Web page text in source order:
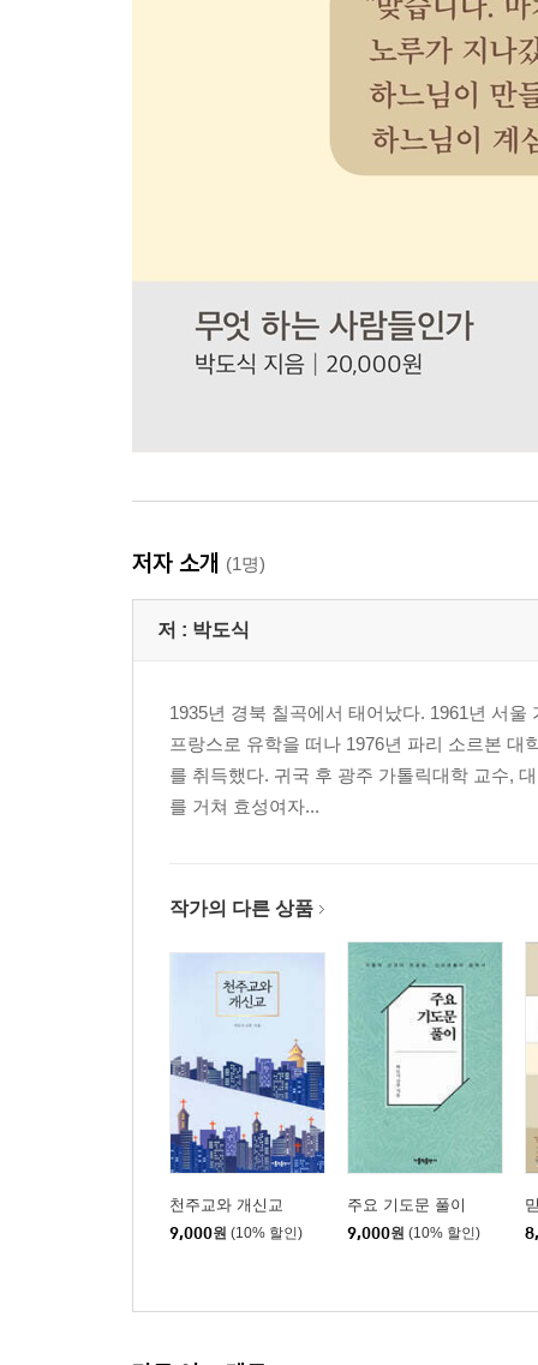
저자 소개 (1명)
저 : 박도식
1935년 경북 칠곡에서 태어났다. 1961년 서
프랑스로 유학을 떠나 1976년 파리 소르본
를 취득했다. 귀국 후 광주 가톨릭대학 교수,
를 거쳐 효성여자...
작가의 다른 상품
천주교와 개신교
9,000원 (10% 할인)
주요 기도문 풀이
9,000원 (10% 할인)